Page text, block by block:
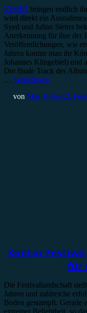
VIMES bringen endlich
wird direkt ein
Syed und Julian Stetter
Anerkennung für ihre der
Veröffentlichungen, wie
Jahren konnte man ihr
Johannes Klingebiel) und
Der finale Track des
… Weiterlesen
von Max Keller12.
Kontor Festival
für
Die Festivallandschaft
Jahren und zahlreiche
Boden gestampft. Gerade
extremer Beliebtheit, so